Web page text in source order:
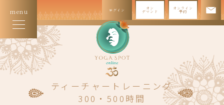
menu ログイン オン
デマンド
オンライン
予約
ティーチャートレーニング
300・500時間